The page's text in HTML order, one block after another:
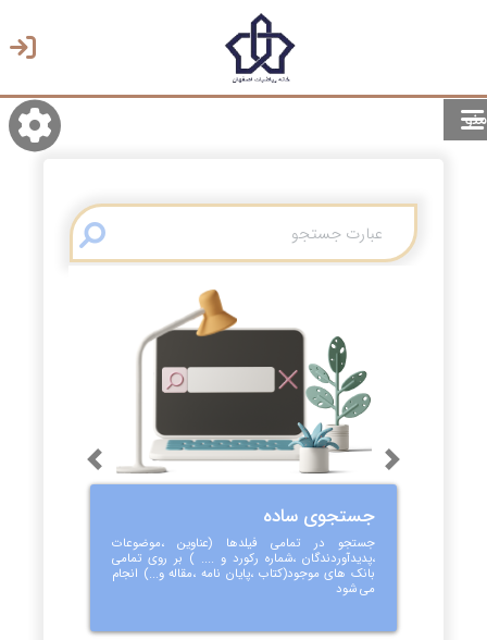
منو
انتخاب زبان
جستجوی ساده
جستجو در تمامی فیلدها (عناوین ،موضوعات
،پدیدآوردندگان ،شماره رکورد و .... ) بر روی تمامی
بانک های موجود(کتاب ،پایان نامه ،مقاله و...) انجام
می شود
Previous Next